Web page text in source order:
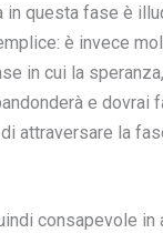
in questa fase è
è invece
in cui la
e dovrai
attraversare la
consapevole in